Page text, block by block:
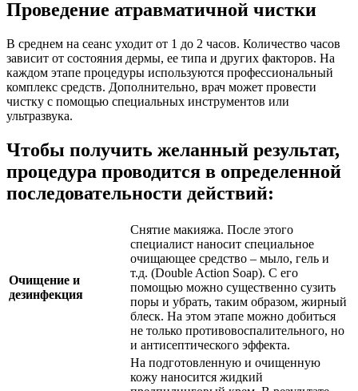
Проведение атравматичной чистки
В среднем на сеанс уходит от 1 до 2 часов. Количество часов
зависит от состояния дермы, ее типа и других факторов. На
каждом этапе процедуры используются профессиональный
комплекс средств. Дополнительно, врач может провести
чистку с помощью специальных инструментов или
ультразвука.
Чтобы получить желанный результат,
процедура проводится в определенной
последовательности действий:
Очищение и
дезинфекция
Снятие макияжа. После этого
специалист наносит специальное
очищающее средство – мыло, гель и
т.д. (Double Action Soap). С его
помощью можно существенно сузить
поры и убрать, таким образом, жирный
блеск. На этом этапе можно добиться
не только противовоспалительного, но
и антисептического эффекта.
На подготовленную и очищенную
кожу наносится жидкий